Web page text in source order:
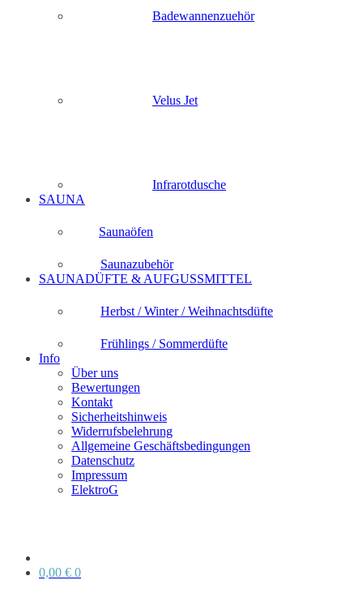
Badewannenzuehör
Velus Jet
Infrarotdusche
SAUNA
Saunaöfen
Saunazubehör
SAUNADÜFTE & AUFGUSSMITTEL
Herbst / Winter / Weihnachtsdüfte
Frühlings / Sommerdüfte
Info
Über uns
Bewertungen
Kontakt
Sicherheitshinweis
Widerrufsbelehrung
Allgemeine Geschäftsbedingungen
Datenschutz
Impressum
ElektroG
0,00 € 0